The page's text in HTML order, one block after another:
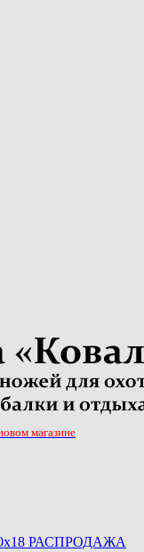
магазине
РАСПРОДАЖА